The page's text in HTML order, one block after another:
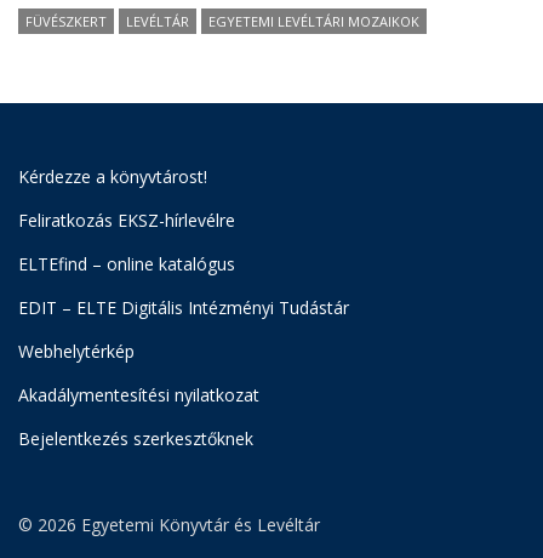
FÜVÉSZKERT LEVÉLTÁR EGYETEMI LEVÉLTÁRI MOZAIKOK
Kérdezze a könyvtárost!
Feliratkozás EKSZ-hírlevélre
ELTEfind – online katalógus
EDIT – ELTE Digitális Intézményi Tudástár
Webhelytérkép
Akadálymentesítési nyilatkozat
Bejelentkezés szerkesztőknek
© 2026 Egyetemi Könyvtár és Levéltár